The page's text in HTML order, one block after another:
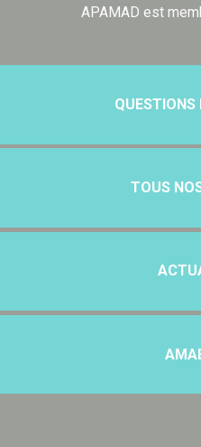
APAMAD est
QUESTIONS
TOUS